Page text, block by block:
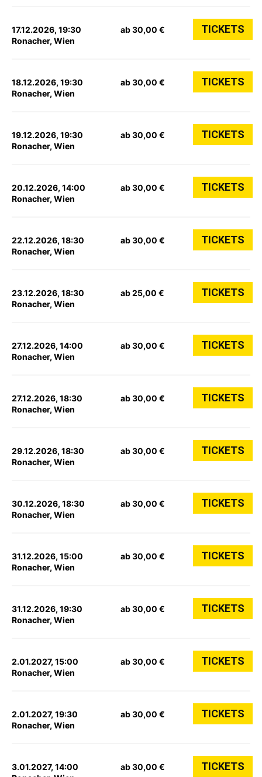
17.12.2026, 19:30
Ronacher, Wien
ab 30,00 € TICKETS
18.12.2026, 19:30
Ronacher, Wien
ab 30,00 € TICKETS
19.12.2026, 19:30
Ronacher, Wien
ab 30,00 € TICKETS
20.12.2026, 14:00
Ronacher, Wien
ab 30,00 € TICKETS
22.12.2026, 18:30
Ronacher, Wien
ab 30,00 € TICKETS
23.12.2026, 18:30
Ronacher, Wien
ab 25,00 € TICKETS
27.12.2026, 14:00
Ronacher, Wien
ab 30,00 € TICKETS
27.12.2026, 18:30
Ronacher, Wien
ab 30,00 € TICKETS
29.12.2026, 18:30
Ronacher, Wien
ab 30,00 € TICKETS
30.12.2026, 18:30
Ronacher, Wien
ab 30,00 € TICKETS
31.12.2026, 15:00
Ronacher, Wien
ab 30,00 € TICKETS
31.12.2026, 19:30
Ronacher, Wien
ab 30,00 € TICKETS
2.01.2027, 15:00
Ronacher, Wien
ab 30,00 € TICKETS
2.01.2027, 19:30
Ronacher, Wien
ab 30,00 € TICKETS
3.01.2027, 14:00
ab 30,00 € TICKETS